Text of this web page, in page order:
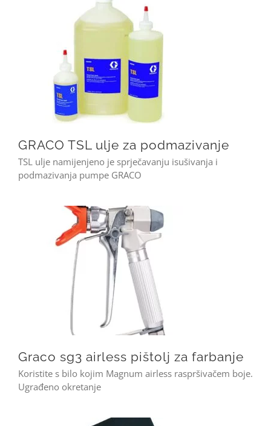
GRACO TSL ulje za podmazivanje
TSL ulje namijenjeno je sprječavanju isušivanja i
podmazivanja pumpe GRACO
Graco sg3 airless pištolj za farbanje
Koristite s bilo kojim Magnum airless raspršivačem boje.
Ugrađeno okretanje